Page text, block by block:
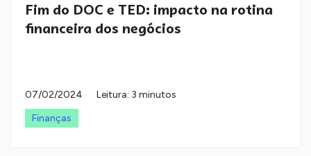
Fim do DOC e TED: impacto na rotina
financeira dos negócios
07/02/2024
Leitura: 3 minutos
Finanças